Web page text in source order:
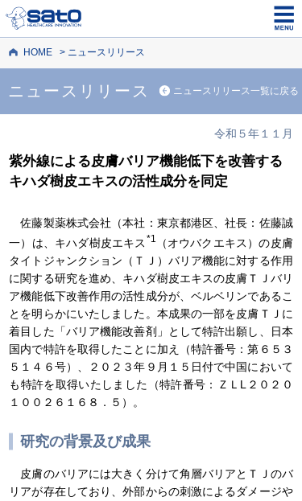
HOME ニュースリリース
ニュースリリース ニュースリリース一覧に戻る
令和５年１１月
紫外線による皮膚バリア機能低下を改善する
キハダ樹皮エキスの活性成分を同定
佐藤製薬株式会社（本社：東京都港区、社長：佐藤誠
一）は、キハダ樹皮エキス *1
（オウバクエキス）の皮膚
タイトジャンクション（ＴＪ）バリア機能に対する作用
に関する研究を進め、キハダ樹皮エキスの皮膚ＴＪバリ
ア機能低下改善作用の活性成分が、ベルベリンであるこ
とを明らかにいたしました。本成果の一部を皮膚ＴＪに
着目した「バリア機能改善剤」として特許出願し、日本
国内で特許を取得したことに加え（特許番号：第６５３
５１４６号）、２０２３年９月１５日付で中国において
も特許を取得いたしました（特許番号：ＺＬL２０２０
１００２６１６８．５）。
研究の背景及び成果
皮膚のバリアには大きく分けて角層バリアとＴＪのバ
リアが存在しており、外部からの刺激によるダメージや